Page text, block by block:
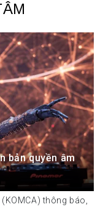
bản quyền âm
thông báo,